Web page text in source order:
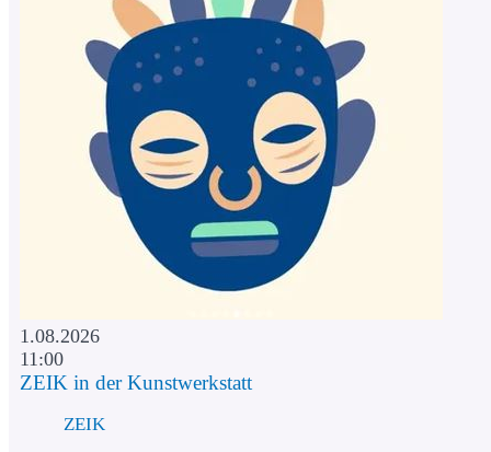
1.08.2026
11:00
ZEIK in der Kunstwerkstatt
ZEIK